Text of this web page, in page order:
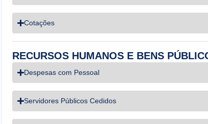
Cotações
RECURSOS HUMANOS E BENS
Despesas com Pessoal
Servidores Públicos Cedidos